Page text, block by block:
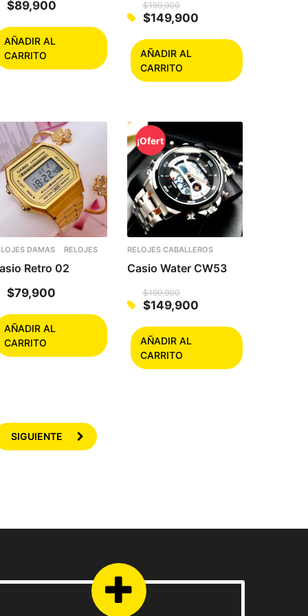
$89,900
AÑADIR AL
CARRITO
$199,900
Original
was:
$199,900.
$149,900Current
AÑADIR AL
CARRITO
DAMAS RELOJES
Retro 02
$79,900
AÑADIR AL
CARRITO
¡Ofert
a!
RELOJES CABALLEROS
Casio Water CW53
$199,900
Original
was:
$199,900.
$149,900Current
AÑADIR AL
CARRITO
SIGUIENTE